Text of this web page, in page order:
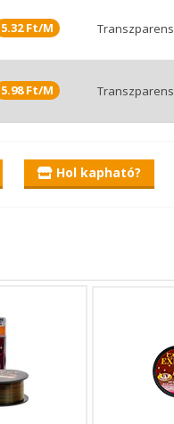
5.32 Ft/M Transzparens
5.98 Ft/M Transzparens
Hol kapható?